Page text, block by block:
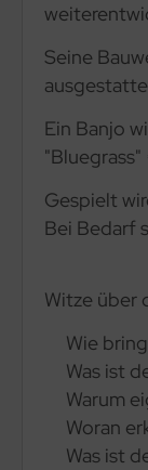
Seine
Ein Banjo
Gespielt
Bei Bedarf
Witze über
Wie
Was ist
Warum
Woran
Was ist